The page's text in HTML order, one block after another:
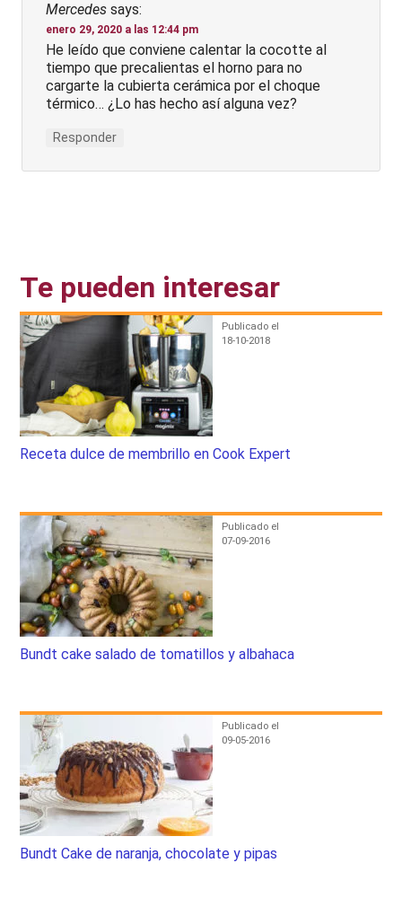
Mercedes says:
enero 29, 2020 a las 12:44 pm
He leído que conviene calentar la cocotte al
tiempo que precalientas el horno para no
cargarte la cubierta cerámica por el choque
térmico… ¿Lo has hecho así alguna vez?
Responder
Te pueden interesar
Publicado el
18-10-2018
Receta dulce de membrillo en Cook Expert
Publicado el
07-09-2016
Bundt cake salado de tomatillos y albahaca
Publicado el
09-05-2016
Bundt Cake de naranja, chocolate y pipas